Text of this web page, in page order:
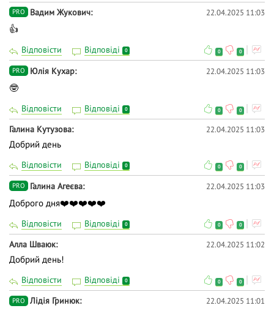
PRO Вадим Жукович 22.04.2025 11:03
👍
Відповісти Відповіді 0 0 0
PRO Юлія Кухар 22.04.2025 11:03
🤓
Відповісти Відповіді 0 0 0
Галина Кутузова 22.04.2025 11:03
Добрий день
Відповісти Відповіді 0 0 0
PRO Галина Агеєва 22.04.2025 11:03
Доброго дня❤️❤️❤️❤️❤️
Відповісти Відповіді 0 0 0
Алла Шваюк 22.04.2025 11:02
Добрий день!
Відповісти Відповіді 0 0 0
PRO Лідія Гринюк 22.04.2025 11:01